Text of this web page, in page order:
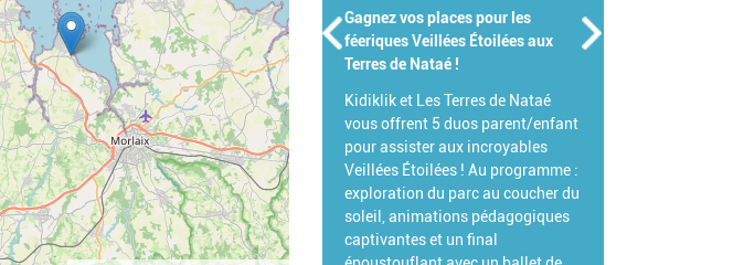
Gagnez vos places pour les
féeriques Veillées Étoilées aux
Terres de Nataé !
Kidiklik et Les Terres de Nataé
vous offrent 5 duos parent/enfant
pour assister aux incroyables
Veillées Étoilées ! Au programme :
exploration du parc au coucher du
soleil, animations pédagogiques
captivantes et un final
Gagnez votre Pass Famille pour le
Parc de Branféré !
Kidiklik s'associent pour vous
offrir votre Pass Famille !
L'occasion idéale de venir explorer
ce parc animalier et botanique
d'exception et de découvrir toutes
ses grandes nouveautés 2026.